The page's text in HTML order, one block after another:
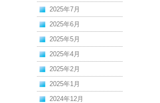
2025年7月
2025年6月
2025年5月
2025年4月
2025年2月
2025年1月
2024年12月